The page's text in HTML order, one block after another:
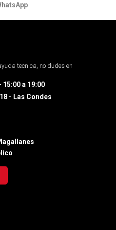
tecnica, no dudes en
15:00 a 19:00
- Las Condes